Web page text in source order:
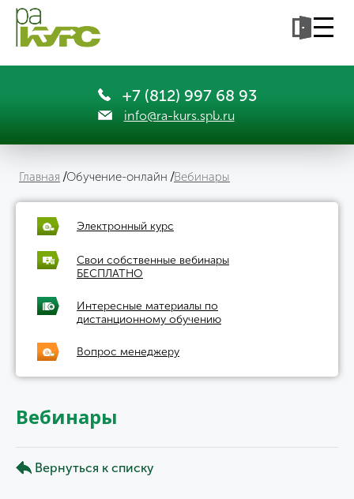
+7 (812) 997 68 93
info@ra-kurs.spb.ru
Главная Обучение-онлайн Вебинары
Электронный курс
Свои собственные вебинары
БЕСПЛАТНО
Интересные материалы по
дистанционному обучению
Вопрос менеджеру
Вебинары
Вернуться к списку